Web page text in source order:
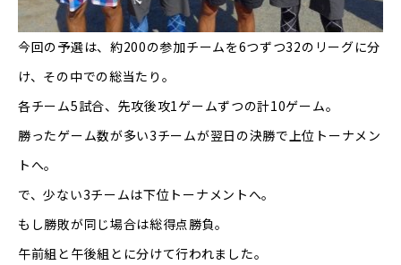
今回の予選は、約200の参加チームを6つずつ32のリーグに分
け、その中での総当たり。
各チーム5試合、先攻後攻1ゲームずつの計10ゲーム。
勝ったゲーム数が多い3チームが翌日の決勝で上位トーナメン
トへ。
で、少ない3チームは下位トーナメントへ。
もし勝敗が同じ場合は総得点勝負。
午前組と午後組とに分けて行われました。